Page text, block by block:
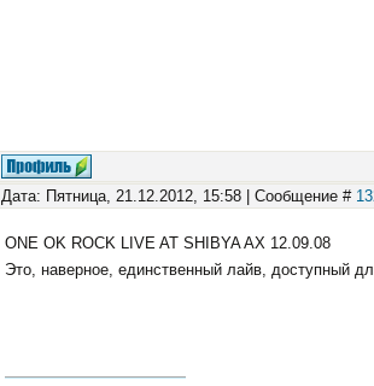
Дата: Пятница, 21.12.2012, 15:58 | Сообщение #
ONE OK ROCK LIVE AT SHIBYA AX 12.09.08
Это, наверное, единственный лайв, доступный